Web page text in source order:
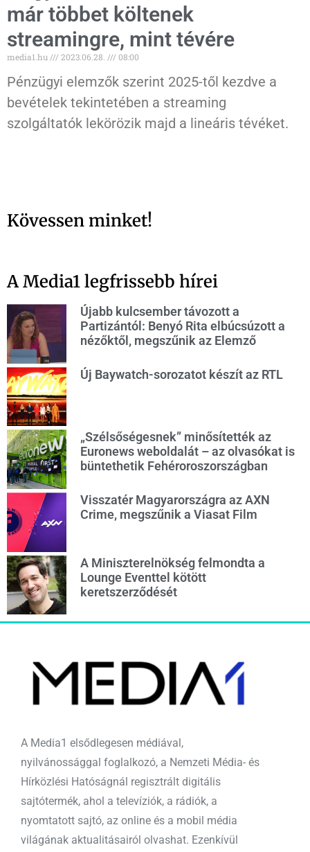
már többet költenek
streamingre, mint tévére
media1.hu 2023.06.28. 08:00
Pénzügyi elemzők szerint 2025-től kezdve a
bevételek tekintetében a streaming
szolgáltatók lekörözik majd a lineáris tévéket.
Kövessen minket!
A Media1 legfrissebb hírei
Újabb kulcsember távozott a
Partizántól: Benyó Rita elbúcsúzott a
nézőktől, megszűnik az Elemző
Új Baywatch-sorozatot készít az RTL
„Szélsőségesnek” minősítették az
Euronews weboldalát – az olvasókat is
büntethetik Fehéroroszországban
Visszatér Magyarországra az AXN
Crime, megszűnik a Viasat Film
A Miniszterelnökség felmondta a
Lounge Eventtel kötött
keretszerződését
A Media1 elsődlegesen médiával,
nyilvánossággal foglalkozó, a Nemzeti Média- és
Hírközlési Hatóságnál regisztrált digitális
sajtótermék, ahol a televíziók, a rádiók, a
nyomtatott sajtó, az online és a mobil média
világának aktualitásairól olvashat. Ezenkívül